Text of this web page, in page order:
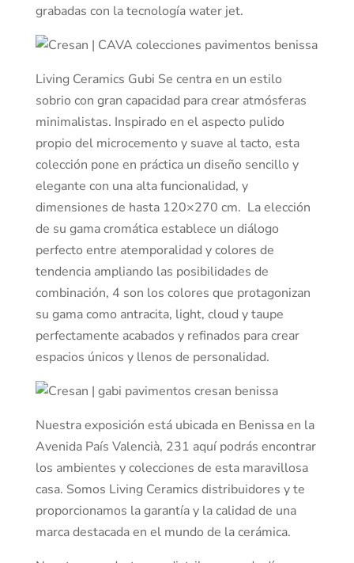
grabadas con la tecnología water jet.
Living Ceramics Gubi Se centra en un estilo
sobrio con gran capacidad para crear atmósferas
minimalistas. Inspirado en el aspecto pulido
propio del microcemento y suave al tacto, esta
colección pone en práctica un diseño sencillo y
elegante con una alta funcionalidad, y
dimensiones de hasta 120×270 cm. La elección
de su gama cromática establece un diálogo
perfecto entre atemporalidad y colores de
tendencia ampliando las posibilidades de
combinación, 4 son los colores que protagonizan
su gama como antracita, light, cloud y taupe
perfectamente acabados y refinados para crear
espacios únicos y llenos de personalidad.
Nuestra exposición está ubicada en Benissa en la
Avenida País Valencià, 231 aquí podrás encontrar
los ambientes y colecciones de esta maravillosa
casa. Somos Living Ceramics distribuidores y te
proporcionamos la garantía y la calidad de una
marca destacada en el mundo de la cerámica.